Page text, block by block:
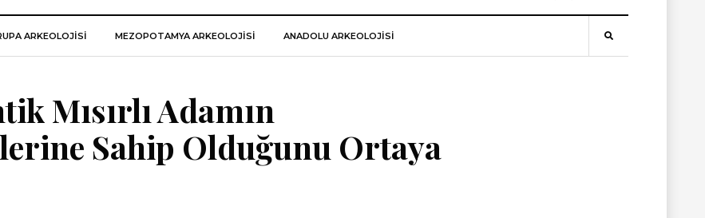
ARKEOLOJISI MEZOPOTAMYA ARKEOLOJISI ANADOLU ARKEOLOJİSİ
Mısırlı Adamın
Sahip Olduğunu Ortaya